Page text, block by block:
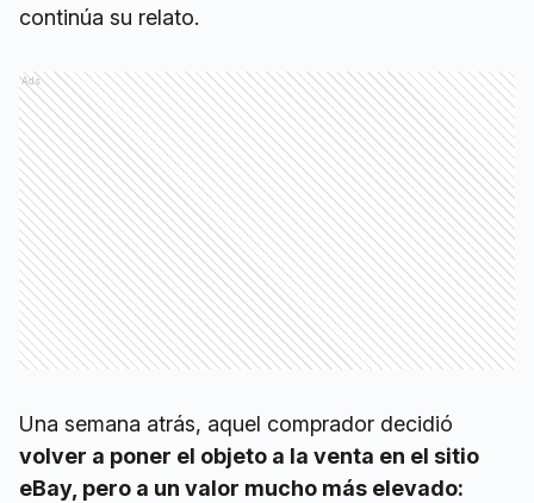
continúa su relato.
Ads
Una semana atrás, aquel comprador decidió
volver a poner el objeto a la venta en el sitio
eBay, pero a un valor mucho más elevado: